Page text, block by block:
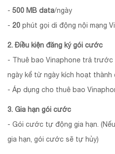
- 500 MB data/ngày
- 20 phút gọi di động nội mạng
2. Điều kiện đăng ký gói cước
- Thuê bao Vinaphone trả
ngày kể từ ngày kích hoạt thành
- Áp dụng cho thuê bao
3. Gia hạn gói cước
- Gói cước tự động gia hạn.
gia hạn, gói cước sẽ tự hủy)